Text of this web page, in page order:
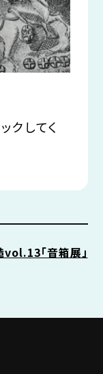
クしてく
「音箱展」